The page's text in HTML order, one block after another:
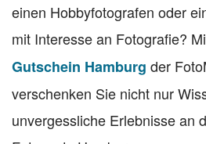
einen Hobbyfotografen oder
mit Interesse an Fotografie?
Gutschein Hamburg der
verschenken Sie nicht nur
unvergessliche Erlebnisse an